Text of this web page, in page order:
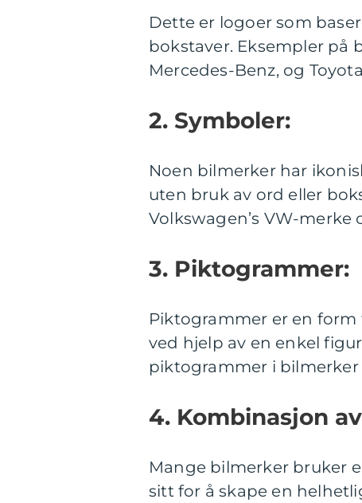
Dette er logoer som
bokstaver. Eksempler på
Mercedes-Benz, og
2. Symboler:
Noen bilmerker har
uten bruk av ord eller
Volkswagen’s VW-merke
3. Piktogrammer:
Piktogrammer er en
ved hjelp av en enkel
piktogrammer i bilmerker
4. Kombinasjon
Mange bilmerker bruker
sitt for å skape en